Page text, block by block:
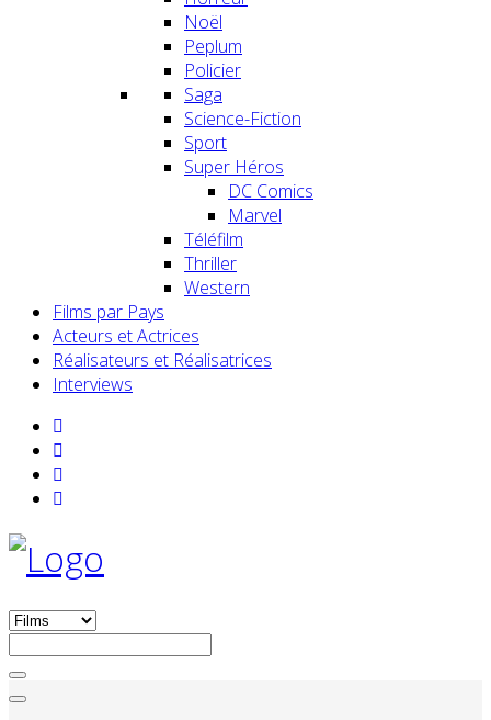
Noël
Peplum
Policier
Saga
Science-Fiction
Sport
Super Héros
DC Comics
Marvel
Téléfilm
Thriller
Western
Films par Pays
Acteurs et Actrices
Réalisateurs et Réalisatrices
Interviews